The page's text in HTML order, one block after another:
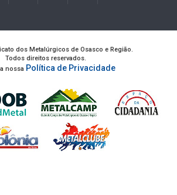
dos Metalúrgicos de Osasco e Região.
Todos direitos reservados.
nossa Política de Privacidade